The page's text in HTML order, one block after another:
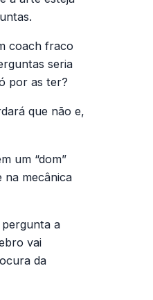
coach fraco
seria
por as ter?
que não e,
um “dom”
na mecânica
a
vai
da